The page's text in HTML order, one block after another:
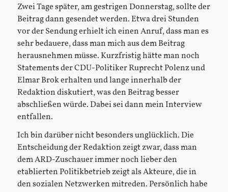
Zwei Tage später, am gestrigen Donnerstag, sollte der
Beitrag dann gesendet werden. Etwa drei Stunden
vor der Sendung erhielt ich einen Anruf, dass man es
sehr bedauere, dass man mich aus dem Beitrag
herausnehmen müsse. Kurzfristig hätte man noch
Statements der CDU-Politiker Ruprecht Polenz und
Elmar Brok erhalten und lange innerhalb der
Redaktion diskutiert, was den Beitrag besser
abschließen würde. Dabei sei dann mein Interview
entfallen.
Ich bin darüber nicht besonders unglücklich. Die
Entscheidung der Redaktion zeigt zwar, dass man
dem ARD-Zuschauer immer noch lieber den
etablierten Politikbetrieb zeigt als Akteure, die in
den sozialen Netzwerken mitreden. Persönlich habe